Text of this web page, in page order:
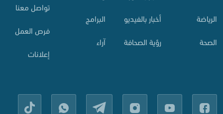
الرياضة
الصحة
أخبار بالفيديو
رؤية الصحافة
البرامج
آراء
تواصل معنا
فرص العمل
إعلانات